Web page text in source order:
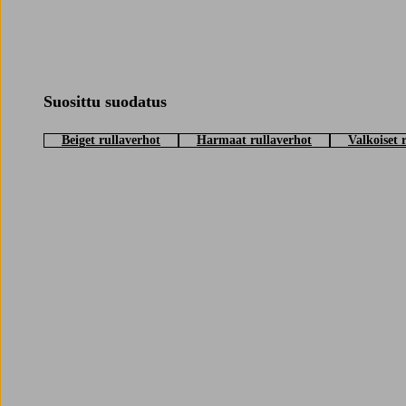
Suosittu suodatus
Beiget rullaverhot Harmaat rullaverhot Valkoiset